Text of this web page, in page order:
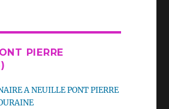
PIERRE
A NEUILLE PONT PIERRE